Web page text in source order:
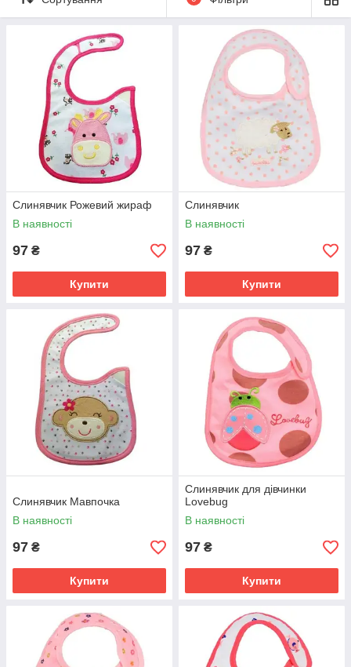
Слинявчик Рожевий жираф
В наявності
97 ₴
Купити
Слинявчик
В наявності
97 ₴
Купити
Слинявчик Мавпочка
В наявності
97 ₴
Купити
Слинявчик для дівчинки
Lovebug
В наявності
97 ₴
Купити